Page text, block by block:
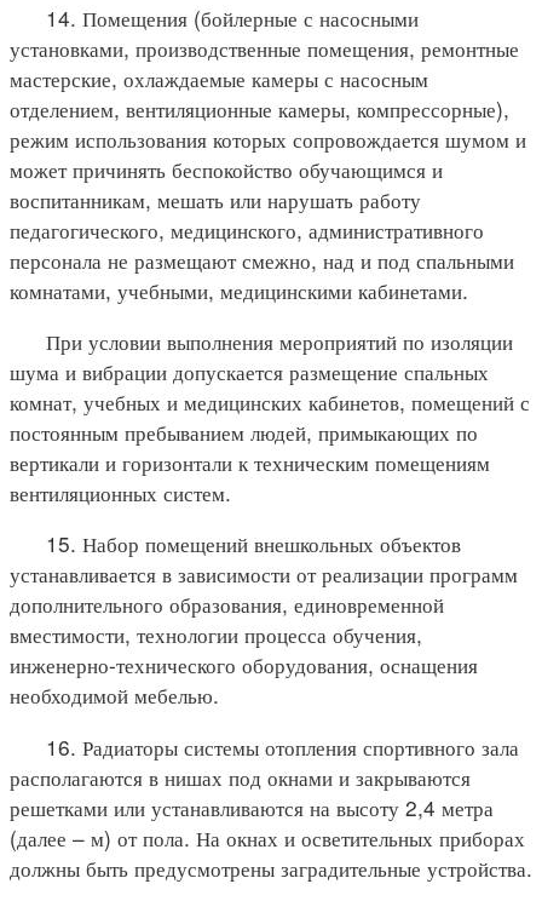
14. Помещения (бойлерные с насосными
установками, производственные помещения, ремонтные
мастерские, охлаждаемые камеры с насосным
отделением, вентиляционные камеры, компрессорные),
режим использования которых сопровождается шумом и
может причинять беспокойство обучающимся и
воспитанникам, мешать или нарушать работу
педагогического, медицинского, административного
персонала не размещают смежно, над и под спальными
комнатами, учебными, медицинскими кабинетами.
При условии выполнения мероприятий по изоляции
шума и вибрации допускается размещение спальных
комнат, учебных и медицинских кабинетов, помещений с
постоянным пребыванием людей, примыкающих по
вертикали и горизонтали к техническим помещениям
вентиляционных систем.
15. Набор помещений внешкольных объектов
устанавливается в зависимости от реализации программ
дополнительного образования, единовременной
вместимости, технологии процесса обучения,
инженерно-технического оборудования, оснащения
необходимой мебелью.
16. Радиаторы системы отопления спортивного зала
располагаются в нишах под окнами и закрываются
решетками или устанавливаются на высоту 2,4 метра
(далее – м) от пола. На окнах и осветительных приборах
должны быть предусмотрены заградительные устройства.